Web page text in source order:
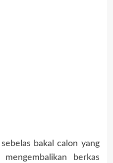
bakal calon yang
berkas